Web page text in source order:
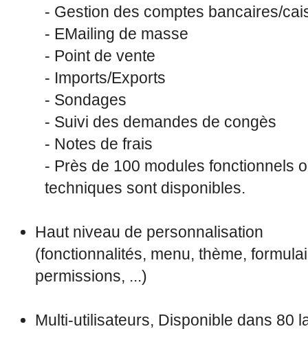
- Gestion des comptes bancaires/
- EMailing de masse
- Point de vente
- Imports/Exports
- Sondages
- Suivi des demandes de congès
- Notes de frais
- Près de 100 modules fonctionnels
techniques sont disponibles.
Haut niveau de personnalisation
(fonctionnalités, menu, thème,
permissions, ...)
Multi-utilisateurs, Disponible dans 80